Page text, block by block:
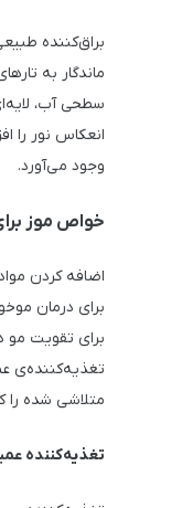
براق‌کننده
ماندگار به
سطحی آب،
انعکاس نور را
وجود می‌آورد.
خواص موز
اضافه کردن
برای درمان
برای تقویت مو
تغذیه‌کننده‌ی
متلاشی شده را
تغذیه‌کننده